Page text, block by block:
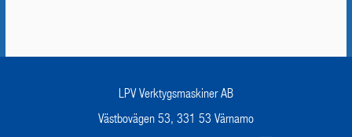
LPV Verktygsmaskiner AB
Västbovägen 53, 331 53 Värnamo